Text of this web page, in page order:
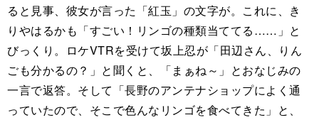
ると見事、彼女が言った「紅玉」の文字が。これに、き
りやはるかも「すごい！リンゴの種類当ててる……」と
びっくり。ロケVTRを受けて坂上忍が「田辺さん、りん
ごも分かるの？」と聞くと、「まぁね～」とおなじみの
一言で返答。そして「長野のアンテナショップによく通
っていたので、そこで色んなリンゴを食べてきた」と、